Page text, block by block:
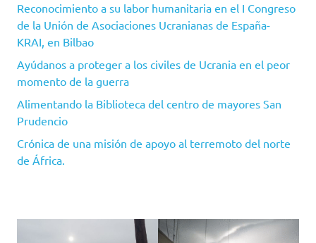
Reconocimiento a su labor humanitaria en el I Congreso
de la Unión de Asociaciones Ucranianas de España-
KRAI, en Bilbao
Ayúdanos a proteger a los civiles de Ucrania en el peor
momento de la guerra
Alimentando la Biblioteca del centro de mayores San
Prudencio
Crónica de una misión de apoyo al terremoto del norte
de África.